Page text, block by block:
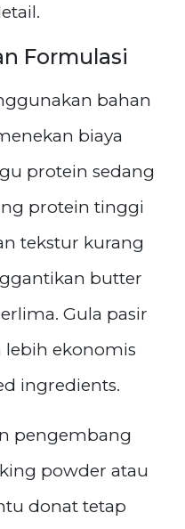
Formulasi
bahan
biaya
protein sedang
protein tinggi
tekstur kurang
butter
Gula pasir
lebih ekonomis
ingredients.
pengembang
powder atau
donat tetap